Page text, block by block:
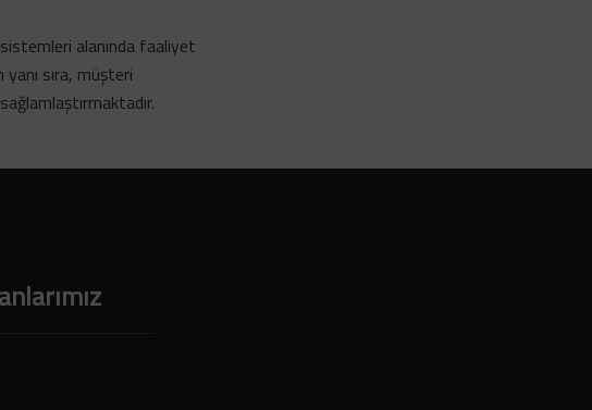
alanında faaliyet
sıra, müşteri